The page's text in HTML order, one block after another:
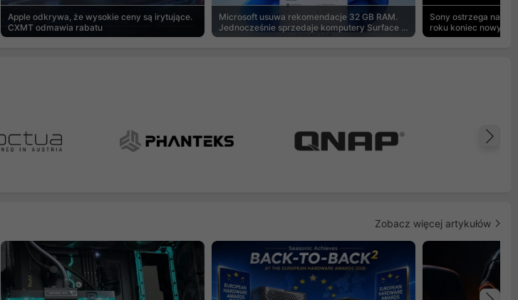
Apple odkrywa, że wysokie ceny są irytujące.
CXMT odmawia rabatu
Microsoft usuwa rekomendacje 32 GB RAM.
Jednocześnie sprzedaje komputery Surface z
8 GB
Sony ostrzega na
roku koniec nowych
Zobacz więcej artykułów